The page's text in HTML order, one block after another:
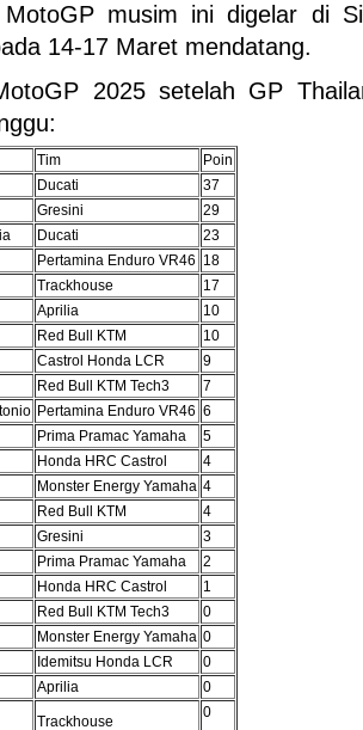
musim ini digelar di
14-17 Maret mendatang.
2025 setelah GP
Tim
Poin
Ducati
37
Gresini
29
Ducati
23
Pertamina Enduro VR46
18
Trackhouse
17
Aprilia
10
Red Bull KTM
10
Castrol Honda LCR
9
Red Bull KTM Tech3
7
Pertamina Enduro VR46 6
Prima Pramac Yamaha
5
Honda HRC Castrol
4
Monster Energy Yamaha 4
Red Bull KTM
4
Gresini
3
Prima Pramac Yamaha
2
Honda HRC Castrol
1
Red Bull KTM Tech3
0
Monster Energy Yamaha 0
Idemitsu Honda LCR
0
Aprilia 0
Trackhouse
0